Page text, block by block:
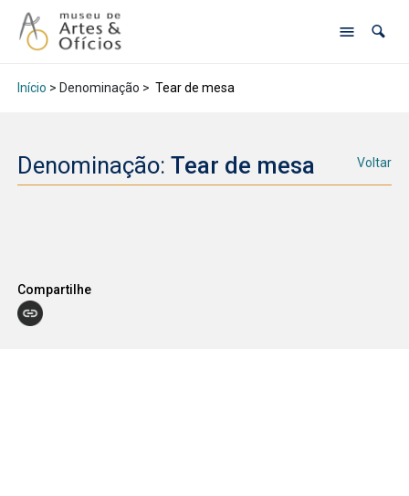
Início > Denominação > Tear de mesa
Denominação: Tear de mesa Voltar
Compartilhe